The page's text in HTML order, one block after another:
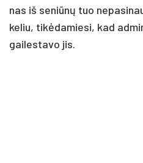
nas iš se­niūnų tuo
ke­liu, tikė­da­mie­si, kad
gai­les­ta­vo jis.